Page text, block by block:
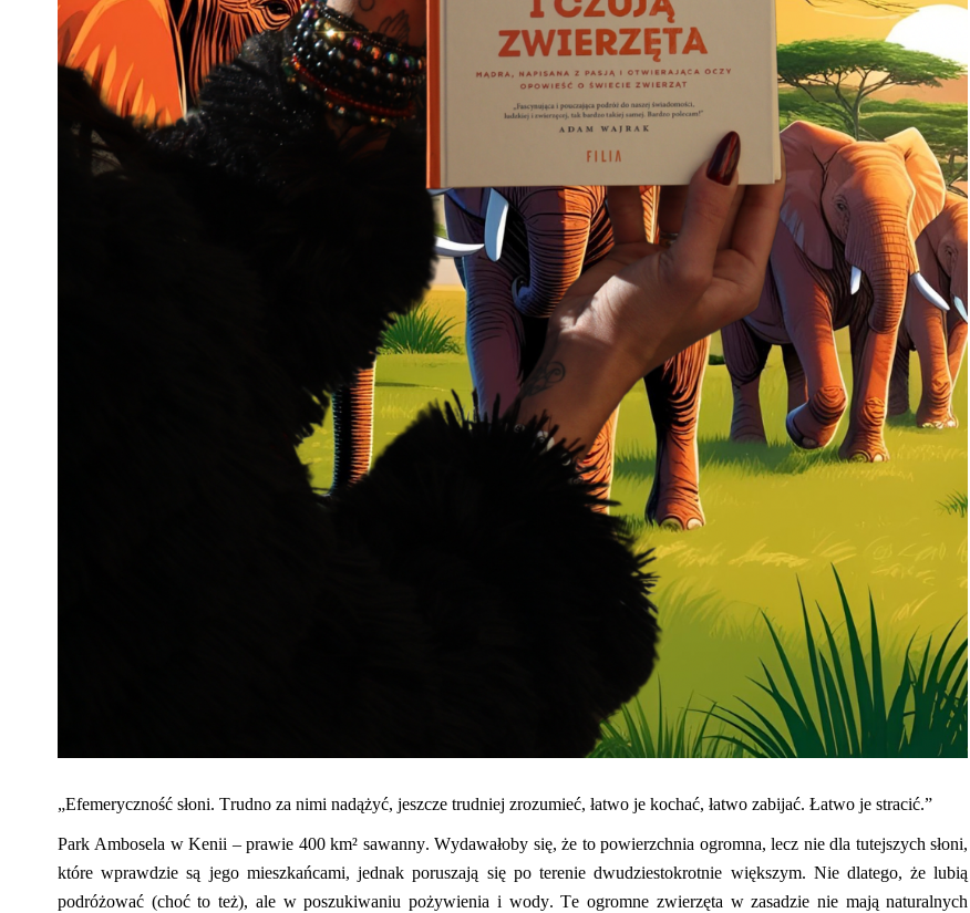
„Efemeryczność słoni. Trudno za nimi nadążyć, jeszcze trudniej zrozumieć, łatwo je kochać, łatwo zabijać. Łatwo je stracić.”
Park Ambosela w Kenii – prawie 400 km² sawanny. Wydawałoby się, że to powierzchnia ogromna, lecz nie dla tutejszych słoni,
które wprawdzie są jego mieszkańcami, jednak poruszają się po terenie dwudziestokrotnie większym. Nie dlatego, że lubią
podróżować (choć to też), ale w poszukiwaniu pożywienia i wody. Te ogromne zwierzęta w zasadzie nie mają naturalnych